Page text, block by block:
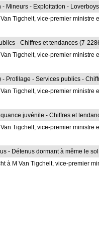
Mineurs - Exploitation -
Tigchelt, vice-premier ministre
- Chiffres et tendances (7-
Tigchelt, vice-premier ministre
Profilage - Services publics -
Tigchelt, vice-premier ministre
juvénile - Chiffres et
Tigchelt, vice-premier ministre
- Détenus dormant à même le
à M Van Tigchelt, vice-premier